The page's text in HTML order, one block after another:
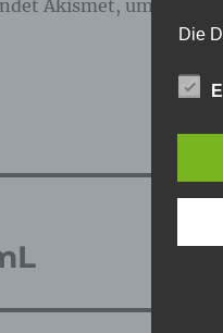
Akismet, um Spam
Die
dies
Wir